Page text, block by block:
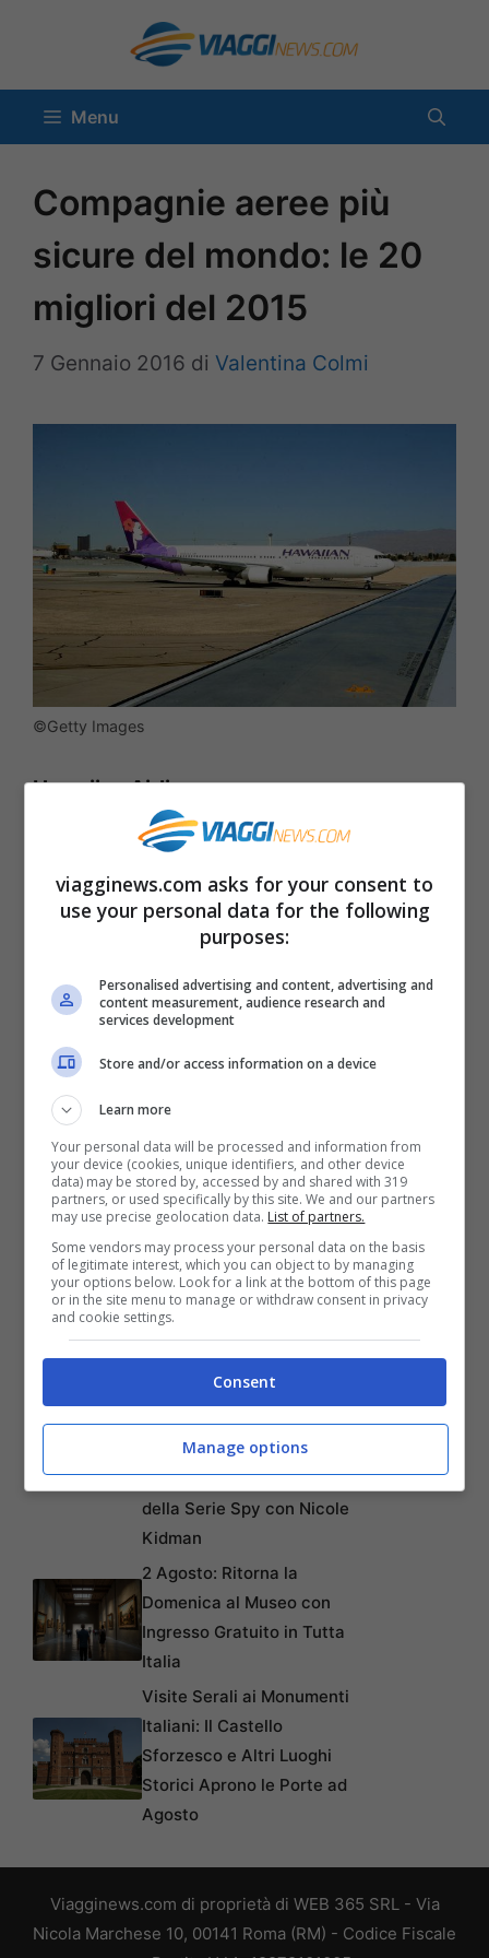
contenuto
Menu
Compagnie aeree più
sicure del mondo: le 20
migliori del 2015
7 Gennaio 2016 di Valentina Colmi
©Getty Images
Hawaiian Airlines
3 4
17
Articoli recentiNapoli tra le Top 10 Città
Trasporti Efficiente la
Rendono la Favorita
Italiana
Puentedey: Il Borgo di
Pietra Sospeso sul
Leggendario Ponte di Dio
nel Nord della Spagna
Sveti Klement: L’Isola
Adriatica dove la Natura
Canta tra Pini, Ulivi e Mare
Lioness 3: Scopriamo le
Sorprendenti Location
della Serie Spy con Nicole
Kidman
2 Agosto: Ritorna la
Domenica al Museo con
Ingresso Gratuito in Tutta
Italia
Visite Serali ai Monumenti
Italiani: Il Castello
Sforzesco e Altri Luoghi
Storici Aprono le Porte ad
Agosto
Viagginews.com di proprietà di WEB 365 SRL - Via
Nicola Marchese 10, 00141 Roma (RM) - Codice Fiscale
viagginews.com asks for your consent to
use your personal data for the following
purposes:
Personalised advertising and content, advertising and
content measurement, audience research and
services development
Store and/or access information on a device
Learn more
Your personal data will be processed and information from
your device (cookies, unique identifiers, and other device
data) may be stored by, accessed by and shared with 319
partners, or used specifically by this site. We and our partners
may use precise geolocation data. List of partners.
Some vendors may process your personal data on the basis
of legitimate interest, which you can object to by managing
your options below. Look for a link at the bottom of this page
or in the site menu to manage or withdraw consent in privacy
and cookie settings.
Consent
Manage options